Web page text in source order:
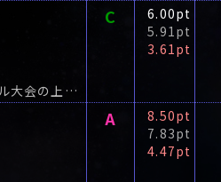
たった3ヵ月のトレーニング期間で、人気アイドル大峰颯太がボディービル大会の上位入賞を果たした。
C
6.00pt
5.91pt
3.61pt
A
8.50pt
7.83pt
4.47pt